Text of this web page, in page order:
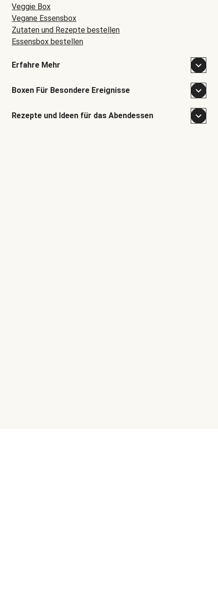
Veggie Box
Vegane Essensbox
Zutaten und Rezepte bestellen
Essensbox bestellen
Erfahre Mehr
Boxen Für Besondere Ereignisse
Rezepte und Ideen für das Abendessen